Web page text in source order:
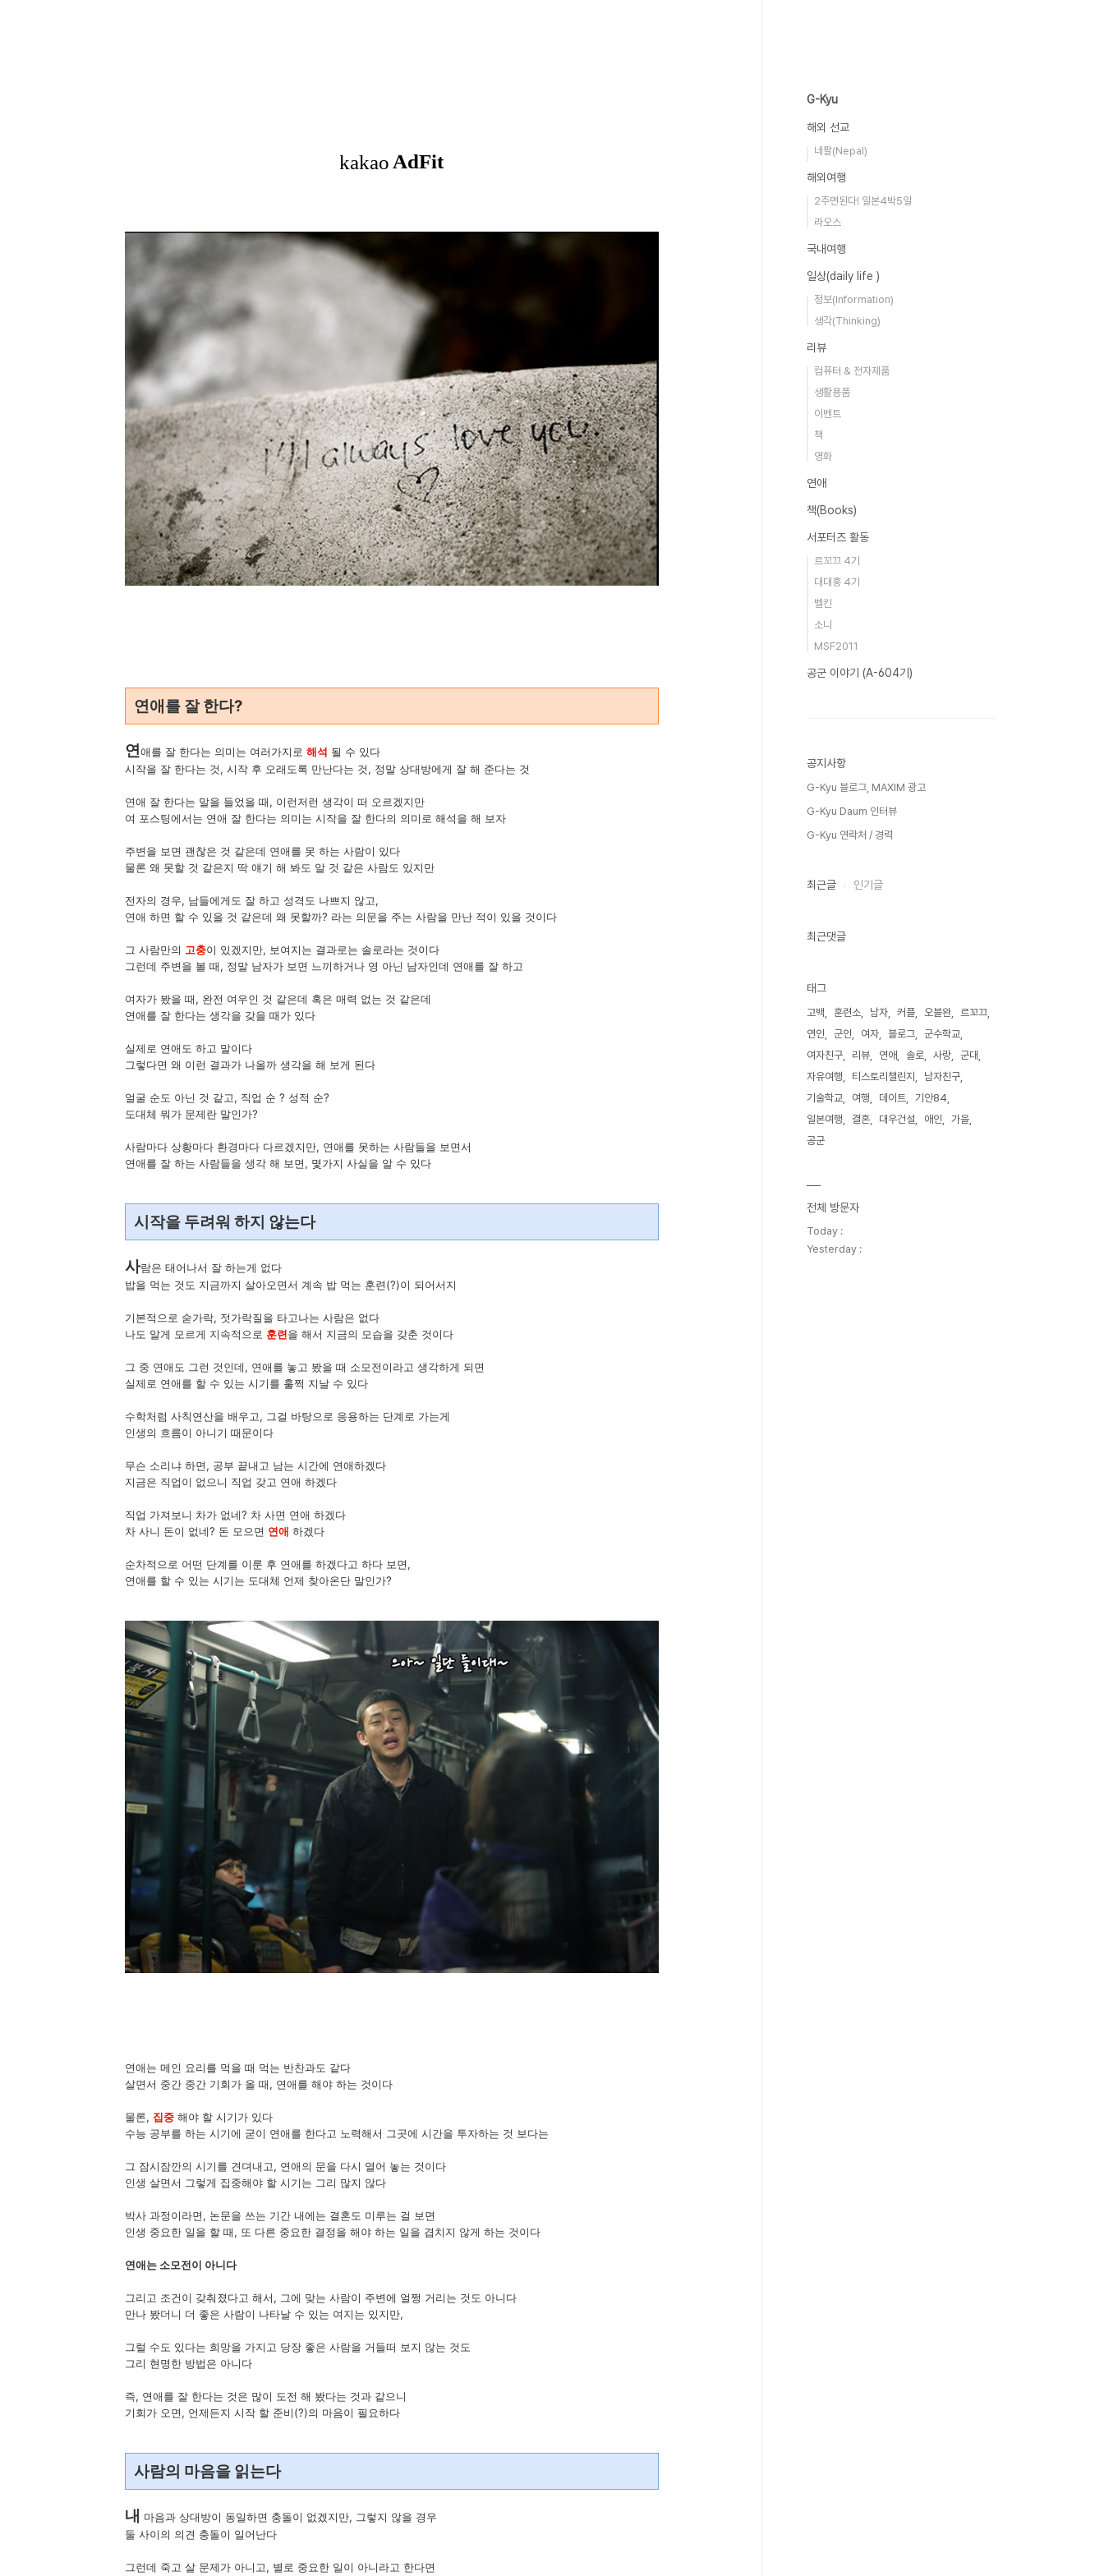
연애를 잘 한다?
연애를 잘 한다는 의미는 여러가지로 해석 될 수 있다
시작을 잘 한다는 것, 시작 후 오래도록 만난다는 것, 정말 상대방에게 잘 해 준다는 것
연애 잘 한다는 말을 들었을 때, 이런저런 생각이 떠 오르겠지만
여 포스팅에서는 연애 잘 한다는 의미는 시작을 잘 한다의 의미로 해석을 해 보자
주변을 보면 괜찮은 것 같은데 연애를 못 하는 사람이 있다
물론 왜 못할 것 같은지 딱 얘기 해 봐도 알 것 같은 사람도 있지만
전자의 경우, 남들에게도 잘 하고 성격도 나쁘지 않고,
연애 하면 할 수 있을 것 같은데 왜 못할까? 라는 의문을 주는 사람을 만난 적이 있을 것이다
그 사람만의 고충이 있겠지만, 보여지는 결과로는 솔로라는 것이다
그런데 주변을 볼 때, 정말 남자가 보면 느끼하거나 영 아닌 남자인데 연애를 잘 하고
여자가 봤을 때, 완전 여우인 것 같은데 혹은 매력 없는 것 같은데
연애를 잘 한다는 생각을 갖을 때가 있다
실제로 연애도 하고 말이다
그렇다면 왜 이런 결과가 나올까 생각을 해 보게 된다
얼굴 순도 아닌 것 같고, 직업 순 ? 성적 순?
도대체 뭐가 문제란 말인가?
사람마다 상황마다 환경마다 다르겠지만, 연애를 못하는 사람들을 보면서
연애를 잘 하는 사람들을 생각 해 보면, 몇가지 사실을 알 수 있다
시작을 두려워 하지 않는다
사람은 태어나서 잘 하는게 없다
밥을 먹는 것도 지금까지 살아오면서 계속 밥 먹는 훈련(?)이 되어서지
기본적으로 숟가락, 젓가락질을 타고나는 사람은 없다
나도 알게 모르게 지속적으로 훈련을 해서 지금의 모습을 갖춘 것이다
그 중 연애도 그런 것인데, 연애를 놓고 봤을 때 소모전이라고 생각하게 되면
실제로 연애를 할 수 있는 시기를 훌쩍 지날 수 있다
수학처럼 사칙연산을 배우고, 그걸 바탕으로 응용하는 단계로 가는게
인생의 흐름이 아니기 때문이다
무슨 소리냐 하면, 공부 끝내고 남는 시간에 연애하겠다
지금은 직업이 없으니 직업 갖고 연애 하겠다
직업 가져보니 차가 없네? 차 사면 연애 하겠다
차 사니 돈이 없네? 돈 모으면 연애 하겠다
순차적으로 어떤 단계를 이룬 후 연애를 하겠다고 하다 보면,
연애를 할 수 있는 시기는 도대체 언제 찾아온단 말인가?
연애는 메인 요리를 먹을 때 먹는 반찬과도 같다
살면서 중간 중간 기회가 올 때, 연애를 해야 하는 것이다
물론, 집중 해야 할 시기가 있다
수능 공부를 하는 시기에 굳이 연애를 한다고 노력해서 그곳에 시간을 투자하는 것 보다는
그 잠시잠깐의 시기를 견뎌내고, 연애의 문을 다시 열어 놓는 것이다
인생 살면서 그렇게 집중해야 할 시기는 그리 많지 않다
박사 과정이라면, 논문을 쓰는 기간 내에는 결혼도 미루는 걸 보면
인생 중요한 일을 할 때, 또 다른 중요한 결정을 해야 하는 일을 겹치지 않게 하는 것이다
연애는 소모전이 아니다
그리고 조건이 갖춰졌다고 해서, 그에 맞는 사람이 주변에 얼쩡 거리는 것도 아니다
만나 봤더니 더 좋은 사람이 나타날 수 있는 여지는 있지만,
그럴 수도 있다는 희망을 가지고 당장 좋은 사람을 거들떠 보지 않는 것도
그리 현명한 방법은 아니다
즉, 연애를 잘 한다는 것은 많이 도전 해 봤다는 것과 같으니
기회가 오면, 언제든지 시작 할 준비(?)의 마음이 필요하다
사람의 마음을 읽는다
내 마음과 상대방이 동일하면 충돌이 없겠지만, 그렇지 않을 경우
둘 사이의 의견 충돌이 일어난다
그런데 죽고 살 문제가 아니고, 별로 중요한 일이 아니라고 한다면
G-Kyu
해외 선교
네팔(Nepal)
해외여행
2주면된다! 일본4박5일
라오스
국내여행
일상(daily life )
정보(Information)
생각(Thinking)
리뷰
컴퓨터 & 전자제품
생활용품
이벤트
책
영화
연애
책(Books)
서포터즈 활동
르꼬끄 4기
대대홍 4기
벨킨
소니
MSF2011
공군 이야기 (A-604기)
공지사항
G-Kyu 블로그, MAXIM 광고
G-Kyu Daum 인터뷰
G-Kyu 연락처 / 경력
최근글 인기글
최근댓글
태그
고백 훈련소 남자 커플 오블완
르꼬끄
연인
군인 여자 블로그
군수학교
여자친구
리뷰 연애 솔로 사랑
군대
자유여행
티스토리챌린지
남자친구
기술학교
여행 데이트
기안84
일본여행
결혼 대우건설 애인
가을
공군
전체 방문자
Today :
Yesterday :